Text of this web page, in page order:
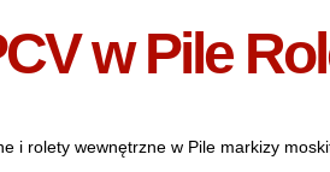
w Pile
i rolety wewnętrzne w Pile markizy